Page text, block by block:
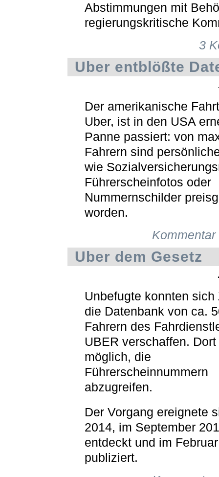
Abstimmungen mit
regierungskritische
3
Uber entblößte
Der amerikanische
Uber, ist in den USA
Panne passiert: von
Fahrern sind
wie
Führerscheinfotos oder
Nummernschilder
worden.
Uber dem Gesetz
Unbefugte konnten sich
die Datenbank von ca.
Fahrern des
UBER verschaffen.
möglich, die
Führerscheinnummern
abzugreifen.
Der Vorgang ereignete
2014, im September
entdeckt und im
publiziert.